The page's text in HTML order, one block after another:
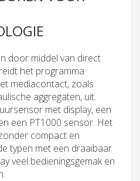
door middel van direct
het programma
mediacontact, zoals
aggregaten, uit.
met display, een
een PT1000 sensor. Het
compact en
typen met een draaibaar
veel bedieningsgemak en